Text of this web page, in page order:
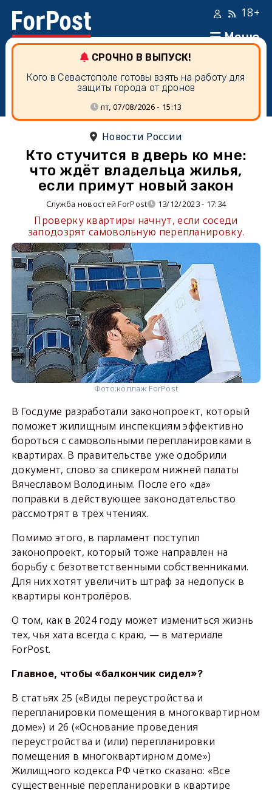
Меню
18+
СРОЧНО В ВЫПУСК!
Кого в Севастополе готовы взять на работу для
защиты города от дронов
пт, 07/08/2026 - 15:13
Новости России
Кто стучится в дверь ко мне:
что ждёт владельца жилья,
если примут новый закон
Служба новостей ForPost 13/12/2023 - 17:34
Проверку квартиры начнут, если соседи
заподозрят самовольную перепланировку.
Фото:коллаж ForPost
В Госдуме разработали законопроект, который
поможет жилищным инспекциям эффективно
бороться с самовольными перепланировками в
квартирах. В правительстве уже одобрили
документ, слово за спикером нижней палаты
Вячеславом Володиным. После его «да»
поправки в действующее законодательство
рассмотрят в трёх чтениях.
Помимо этого, в парламент поступил
законопроект, который тоже направлен на
борьбу с безответственными собственниками.
Для них хотят увеличить штраф за недопуск в
квартиры контролёров.
О том, как в 2024 году может измениться жизнь
тех, чья хата всегда с краю, — в материале
ForPost.
Главное, чтобы «балкончик сидел»?
В статьях 25 («Виды переустройства и
перепланировки помещения в многоквартирном
доме») и 26 («Основание проведения
переустройства и (или) перепланировки
помещения в многоквартирном доме»)
Жилищного кодекса РФ чётко сказано: «Все
существенные перепланировки в квартире